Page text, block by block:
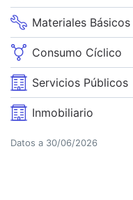
Materiales Básicos
Consumo Cíclico
Servicios Públicos
Inmobiliario
Datos a 30/06/2026